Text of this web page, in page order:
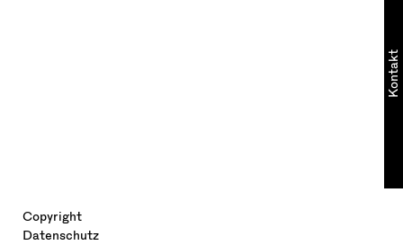
Kontakt
Copyright
Datenschutz